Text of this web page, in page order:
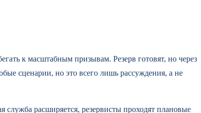
к масштабным призывам. Резерв готовят, но через
сценарии, но это всего лишь рассуждения, а не
служба расширяется, резервисты проходят плановые